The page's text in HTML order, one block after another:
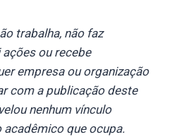
trabalha, não faz
ou recebe
empresa ou organização
com a publicação deste
nenhum vínculo
que ocupa.